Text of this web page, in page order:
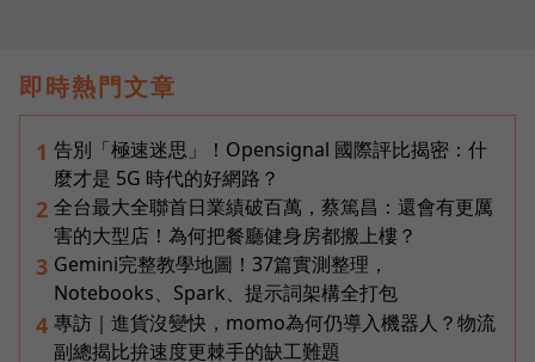
即時熱門文章
1 告別「極速迷思」！Opensignal 國際評比揭密：什
麼才是 5G 時代的好網路？
2 全台最大全聯首日業績破百萬，蔡篤昌：還會有更厲
害的大型店！為何把餐廳健身房都搬上樓？
3 Gemini完整教學地圖！37篇實測整理，
Notebooks、Spark、提示詞架構全打包
4 專訪｜進貨沒變快，momo為何仍導入機器人？物流
副總揭比拚速度更棘手的缺工難題